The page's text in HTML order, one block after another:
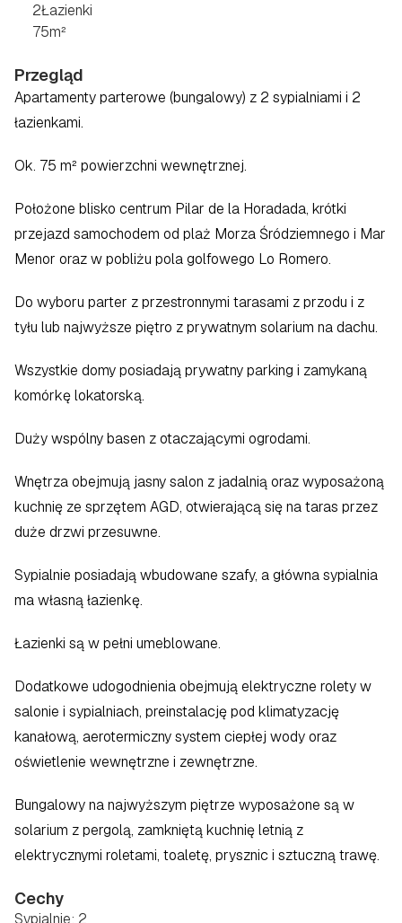
2Łazienki
75m²
Przegląd
Apartamenty parterowe (bungalowy) z 2 sypialniami i 2
łazienkami.
Ok. 75 m² powierzchni wewnętrznej.
Położone blisko centrum Pilar de la Horadada, krótki
przejazd samochodem od plaż Morza Śródziemnego i Mar
Menor oraz w pobliżu pola golfowego Lo Romero.
Do wyboru parter z przestronnymi tarasami z przodu i z
tyłu lub najwyższe piętro z prywatnym solarium na dachu.
Wszystkie domy posiadają prywatny parking i zamykaną
komórkę lokatorską.
Duży wspólny basen z otaczającymi ogrodami.
Wnętrza obejmują jasny salon z jadalnią oraz wyposażoną
kuchnię ze sprzętem AGD, otwierającą się na taras przez
duże drzwi przesuwne.
Sypialnie posiadają wbudowane szafy, a główna sypialnia
ma własną łazienkę.
Łazienki są w pełni umeblowane.
Dodatkowe udogodnienia obejmują elektryczne rolety w
salonie i sypialniach, preinstalację pod klimatyzację
kanałową, aerotermiczny system ciepłej wody oraz
oświetlenie wewnętrzne i zewnętrzne.
Bungalowy na najwyższym piętrze wyposażone są w
solarium z pergolą, zamkniętą kuchnię letnią z
elektrycznymi roletami, toaletę, prysznic i sztuczną trawę.
Cechy
Sypialnie: 2